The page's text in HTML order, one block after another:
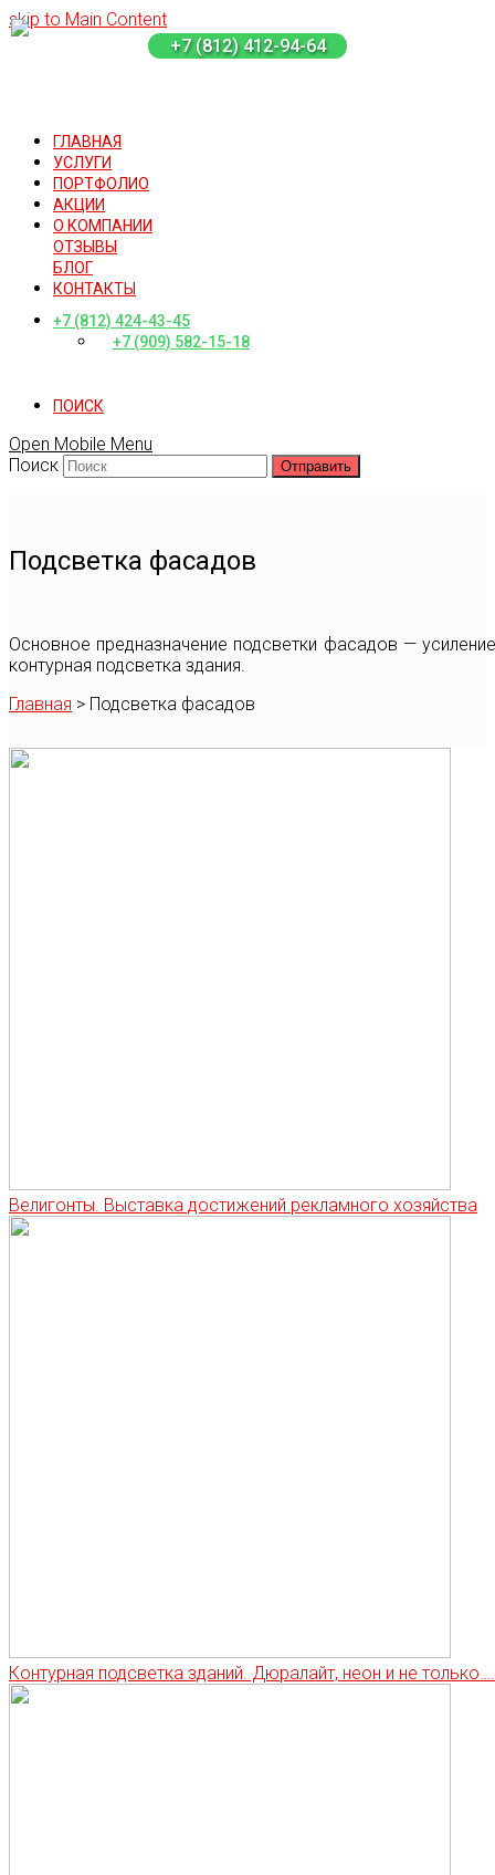
+7 (812) 412-94-64
skip to Main Content
ГЛАВНАЯ
УСЛУГИ
ПОРТФОЛИО
АКЦИИ
О КОМПАНИИ
ОТЗЫВЫ
БЛОГ
КОНТАКТЫ
+7 (812) 424-43-45
+7 (909) 582-15-18
ПОИСК
Open Mobile Menu
Поиск
Отправить
Подсветка фасадов
Основное предназначение подсветки фасадов —
контурная подсветка здания.
Главная > Подсветка фасадов
Велигонты. Выставка достижений рекламного хозяйства
Контурная подсветка зданий. Дюралайт, неон и не только….